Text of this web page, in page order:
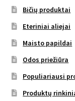
Bičių produktai
Eteriniai aliejai
Maisto papildai
Odos priežiūra
Populiariausi
Produktų